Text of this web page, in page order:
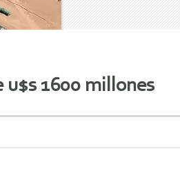
u$s 1600 millones